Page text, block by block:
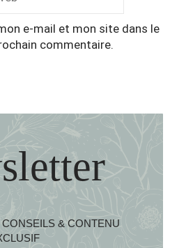
e-mail et mon site dans le
commentaire.
& CONTENU